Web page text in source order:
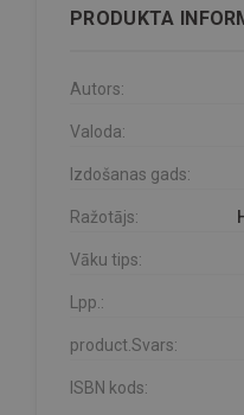
PRODUKTA
Autors:
Valoda:
Izdošanas gads:
Ražotājs:
Vāku tips:
Lpp.:
product.Svars:
ISBN kods: